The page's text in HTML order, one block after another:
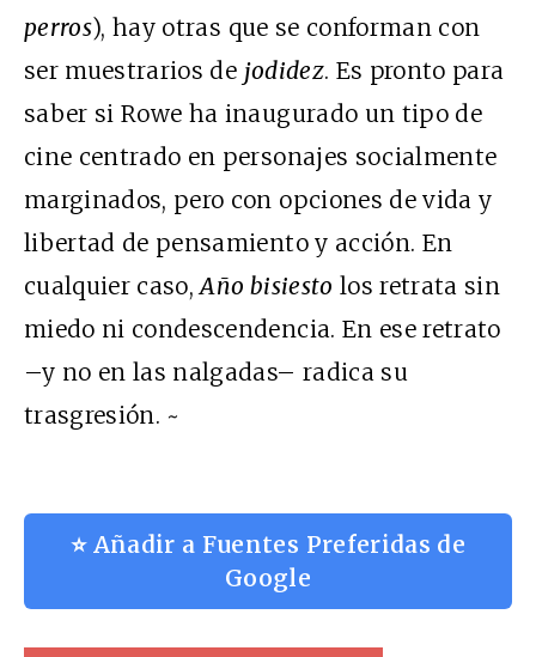
perros), hay otras que se conforman con
ser muestrarios de jodidez. Es pronto para
saber si Rowe ha inaugurado un tipo de
cine centrado en personajes socialmente
marginados, pero con opciones de vida y
libertad de pensamiento y acción. En
cualquier caso,Año bisiesto los retrata sin
miedo ni condescendencia. En ese retrato
–y no en las nalgadas– radica su
trasgresión. ~
⭐ Añadir a Fuentes Preferidas de
Google